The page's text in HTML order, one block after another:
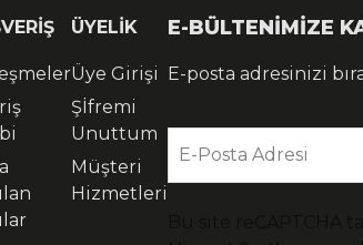
ÜYELİK
Üye Girişi
Şİfremi
Unuttum
Müşteri
Hizmetleri
E-BÜLTENİMİZE
E-posta adresinizi
E-Posta Adresi